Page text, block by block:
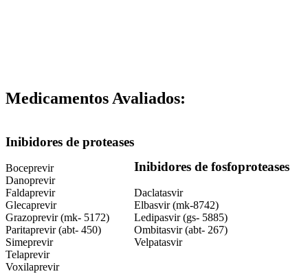
Medicamentos Avaliados:
Inibidores de proteases
Boceprevir
Danoprevir
Faldaprevir
Glecaprevir
Grazoprevir (mk- 5172)
Paritaprevir (abt- 450)
Simeprevir
Telaprevir
Voxilaprevir
Inibidores de fosfoproteases
Daclatasvir
Elbasvir (mk-8742)
Ledipasvir (gs- 5885)
Ombitasvir (abt- 267)
Velpatasvir